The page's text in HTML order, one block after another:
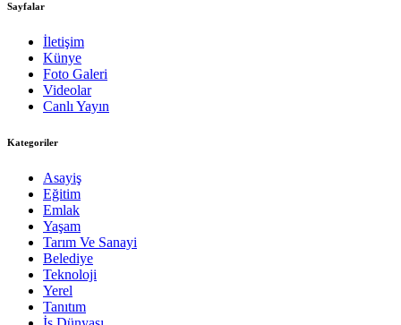
Sayfalar
İletişim
Künye
Foto Galeri
Videolar
Canlı Yayın
Kategoriler
Asayiş
Eğitim
Emlak
Yaşam
Tarım Ve Sanayi
Belediye
Teknoloji
Yerel
Tanıtım